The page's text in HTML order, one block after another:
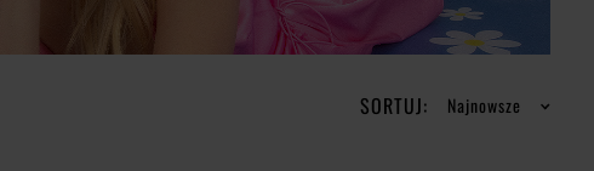
SORTUJ: Najnowsze